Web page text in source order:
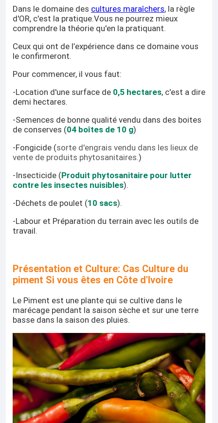
Dans le domaine des cultures maraîchers, la règle
d'OR, c'est la pratique.Vous ne pourrez mieux
comprendre la théorie qu'en la pratiquant.
Ceux qui ont de l’expérience dans ce domaine vous
le confirmeront.
Pour commencer, il vous faut:
-Location d'une surface de 0,5 hectares, c'est a dire
demi hectares.
-Semences de bonne qualité vendu dans des boites
de conserves (04 boîtes de 10 g)
-Fongicide (sorte d'engrais vendu dans les lieux de
vente de produits phytosanitaires.)
-Insecticide (Produit phytosanitaire pour lutter
contre les insectes nuisibles).
-Déchets de poulet (10 sacs).
-Labour et Préparation du terrain avec les outils de
travail.
Présentation et Culture: Cas Culture du
piment Si vous êtes en Côte d'Ivoire
Le Piment est une plante qui se cultive dans le
marécage pendant la saison sèche et sur une terre
basse dans la saison des pluies.